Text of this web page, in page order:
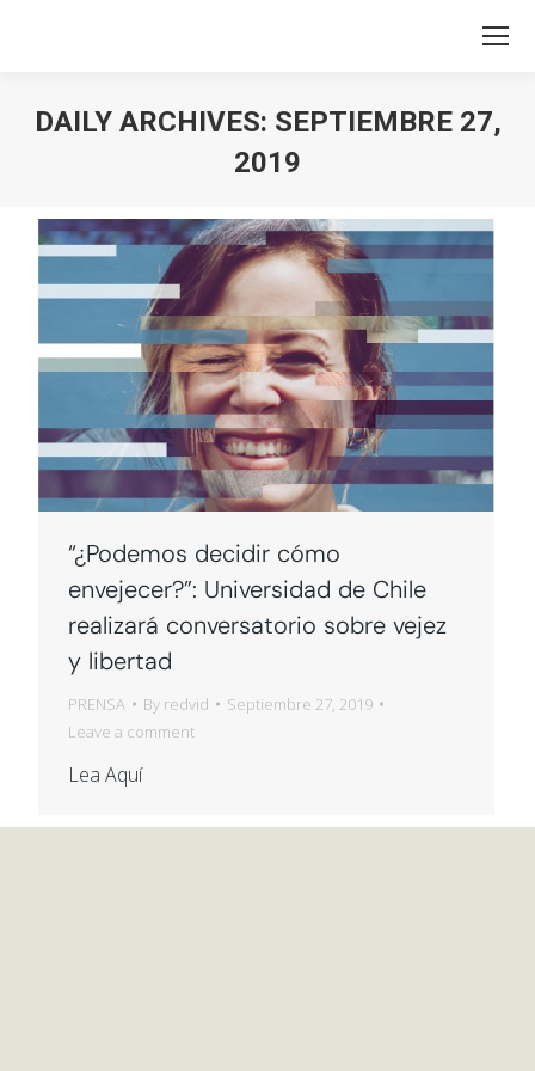
DAILY ARCHIVES: SEPTIEMBRE 27,
2019
“¿Podemos decidir cómo
envejecer?”: Universidad de Chile
realizará conversatorio sobre vejez
y libertad
PRENSA By redvid
Septiembre 27, 2019
Leave a comment
Lea Aquí